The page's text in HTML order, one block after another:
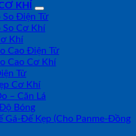
KHÍ
Điện Tử
Cơ Khí
Khí
Cao Điện Tử
Cao Cơ Khí
Tử
Cơ Khí
– Căn Lá
Bóng
Gá-Đế Kẹp (Cho Panme-Đồng